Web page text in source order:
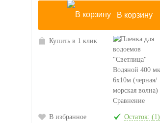
В корзину
Купить в 1 клик
Сравнение
В избранное Остаток: (1)